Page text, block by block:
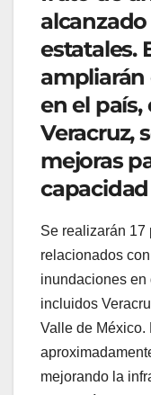
estatales.
en el país,
Veracruz,
mejoras
Se realizarán 17
relacionados
inundaciones en
incluidos
Valle de México.
mejorando la